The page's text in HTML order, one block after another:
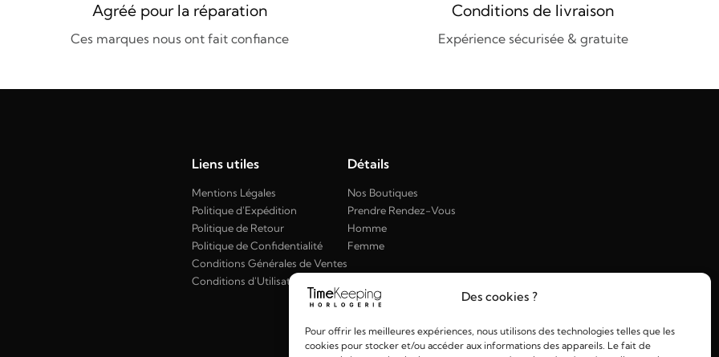
Des cookies ?
Pour offrir les meilleures expériences, nous utilisons des technologies telles que les
cookies pour stocker et/ou accéder aux informations des appareils. Le fait de
Agréé pour la réparation
Ces marques nous ont fait confiance
Conditions de livraison
Expérience sécurisée & gratuite
Liens utiles
Mentions Légales
Politique d'Expédition
Politique de Retour
Politique de Confidentialité
Conditions Générales de Ventes
Conditions d'Utilisation
Détails
Nos Boutiques
Prendre Rendez-Vous
Homme
Femme